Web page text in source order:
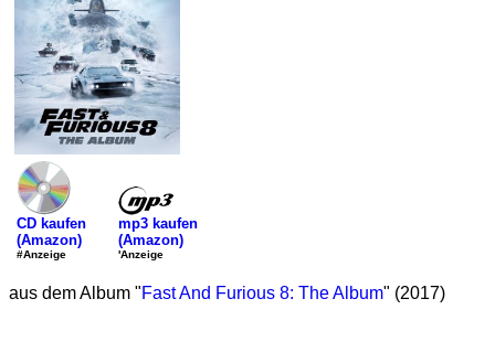
CD kaufen
(Amazon)
#Anzeige
mp3 kaufen
(Amazon)
'Anzeige
aus dem Album "Fast And Furious 8: The Album" (2017)